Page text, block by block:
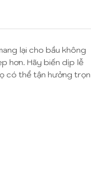
lại cho bầu không
hơn. Hãy biến dịp lễ
có thể tận hưởng trọn